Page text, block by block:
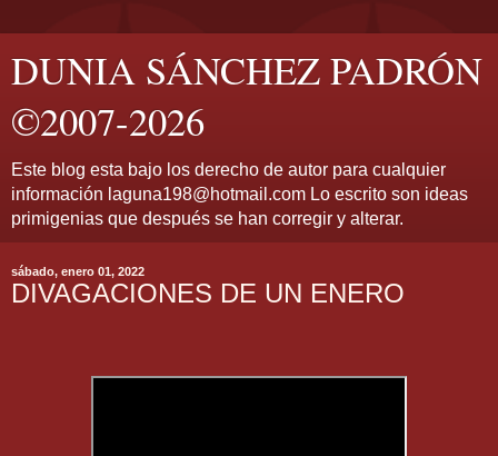
DUNIA SÁNCHEZ PADRÓN
©2007-2026
Este blog esta bajo los derecho de autor para cualquier
información laguna198@hotmail.com Lo escrito son ideas
primigenias que después se han corregir y alterar.
sábado, enero 01, 2022
DIVAGACIONES DE UN ENERO